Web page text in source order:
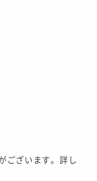
ございます。詳し